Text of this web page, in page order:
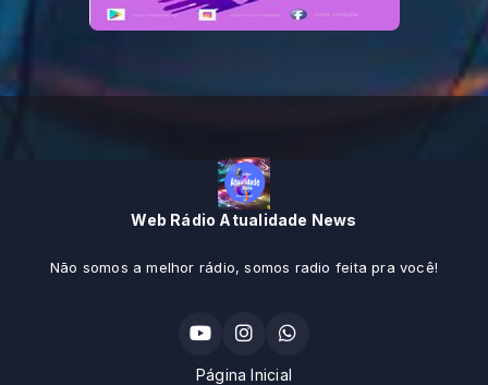
Web Rádio Atualidade News
Não somos a melhor rádio, somos radio feita pra você!
Página Inicial